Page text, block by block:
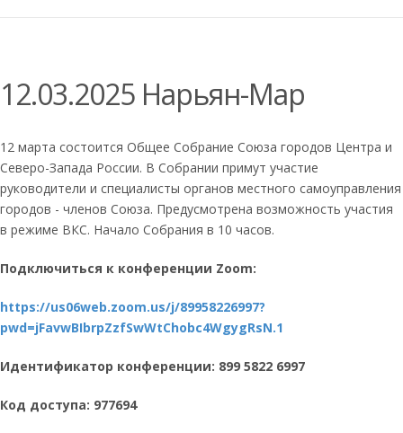
12.03.2025 Нарьян-Мар
12 марта состоится Общее Собрание Союза городов Центра и
Северо-Запада России. В Собрании примут участие
руководители и специалисты органов местного самоуправления
городов - членов Союза. Предусмотрена возможность участия
в режиме ВКС. Начало Собрания в 10 часов.
Подключиться к конференции Zoom:
https://us06web.zoom.us/j/89958226997?
pwd=jFavwBIbrpZzfSwWtChobc4WgygRsN.1
Идентификатор конференции: 899 5822 6997
Код доступа: 977694